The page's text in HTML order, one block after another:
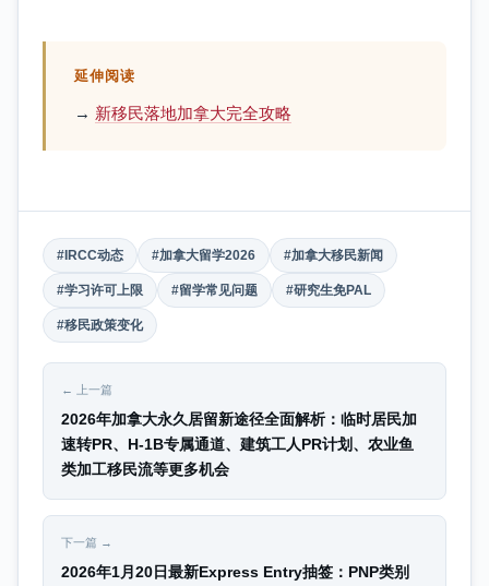
延伸阅读
→ 新移民落地加拿大完全攻略
#IRCC动态 #加拿大留学2026 #加拿大移民新闻
#学习许可上限 #留学常见问题 #研究生免PAL
#移民政策变化
← 上一篇
2026年加拿大永久居留新途径全面解析：临时居民加
速转PR、H-1B专属通道、建筑工人PR计划、农业鱼
类加工移民流等更多机会
下一篇 →
2026年1月20日最新Express Entry抽签：PNP类别